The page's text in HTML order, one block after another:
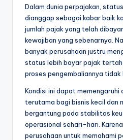
Dalam dunia perpajakan,
dianggap sebagai kabar baik
jumlah pajak yang telah
kewajiban yang sebenarnya.
banyak perusahaan justru
status lebih bayar pajak
proses pengembaliannya tidak
Kondisi ini dapat memengaruhi
terutama bagi bisnis kecil dan
bergantung pada stabilitas
operasional sehari-hari.
perusahaan untuk memahami